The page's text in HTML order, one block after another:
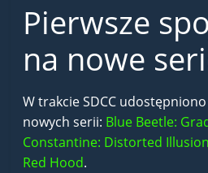
Pierwsze
na nowe
W trakcie SDCC
nowych serii: Blue Beetle:
Constantine: Distorted
Red Hood.